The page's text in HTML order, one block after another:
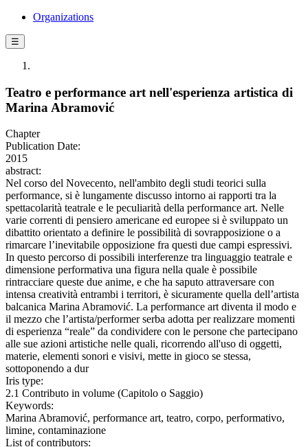
Organizations
☰
Teatro e performance art nell'esperienza artistica di
Marina Abramović
Chapter
Publication Date:
2015
abstract:
Nel corso del Novecento, nell'ambito degli studi teorici sulla
performance, si è lungamente discusso intorno ai rapporti tra la
spettacolarità teatrale e le peculiarità della performance art. Nelle
varie correnti di pensiero americane ed europee si è sviluppato un
dibattito orientato a definire le possibilità di sovrapposizione o a
rimarcare l’inevitabile opposizione fra questi due campi espressivi.
In questo percorso di possibili interferenze tra linguaggio teatrale e
dimensione performativa una figura nella quale è possibile
rintracciare queste due anime, e che ha saputo attraversare con
intensa creatività entrambi i territori, è sicuramente quella dell’artista
balcanica Marina Abramović. La performance art diventa il modo e
il mezzo che l’artista/performer serba adotta per realizzare momenti
di esperienza “reale” da condividere con le persone che partecipano
alle sue azioni artistiche nelle quali, ricorrendo all'uso di oggetti,
materie, elementi sonori e visivi, mette in gioco se stessa,
sottoponendo a dur
Iris type:
2.1 Contributo in volume (Capitolo o Saggio)
Keywords:
Marina Abramović, performance art, teatro, corpo, performativo,
limine, contaminazione
List of contributors: